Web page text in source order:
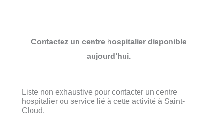
Contactez un centre hospitalier disponible
aujourd’hui.
Liste non exhaustive pour contacter un centre
hospitalier ou service lié à cette activité à Saint-
Cloud.